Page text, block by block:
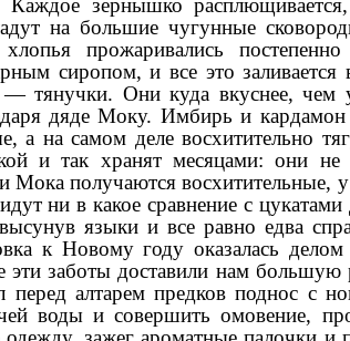
Каждое зернышко
на большие чугунные
прожаривались
сиропом, и все это
— тянучки. Они куда вкуснее,
дяде Моку. Имбирь и
а на самом деле восхитительно
и так хранят месяцами: они
получаются восхитительные, у
ни в какое сравнение с
языки и все равно едва
к Новому году оказалась
эти заботы доставили нам
перед алтарем предков поднос с
воды и совершить омовение,